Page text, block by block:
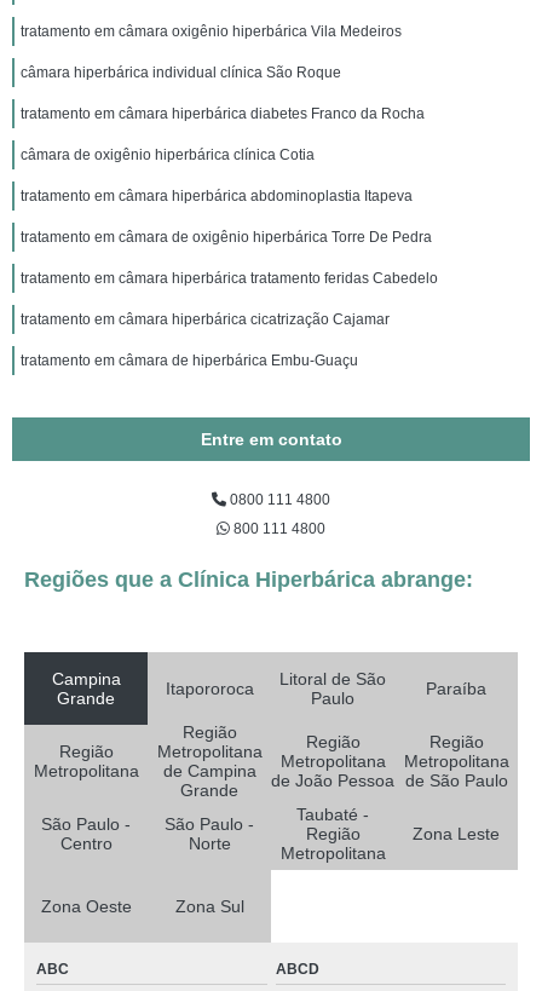
tratamento em câmara oxigênio hiperbárica Vila Medeiros
câmara hiperbárica individual clínica São Roque
tratamento em câmara hiperbárica diabetes Franco da Rocha
câmara de oxigênio hiperbárica clínica Cotia
tratamento em câmara hiperbárica abdominoplastia Itapeva
tratamento em câmara de oxigênio hiperbárica Torre De Pedra
tratamento em câmara hiperbárica tratamento feridas Cabedelo
tratamento em câmara hiperbárica cicatrização Cajamar
tratamento em câmara de hiperbárica Embu-Guaçu
Entre em contato
0800 111 4800
800 111 4800
Regiões que a Clínica Hiperbárica abrange:
Campina
Grande
Itapororoca
Litoral de São
Paulo
Paraíba
Região
Metropolitana
Região
Metropolitana
de Campina
Grande
Região
Metropolitana
de João Pessoa
Região
Metropolitana
de São Paulo
São Paulo -
Centro
São Paulo -
Norte
Taubaté -
Região
Metropolitana
Zona Leste
Zona Oeste Zona Sul
ABC ABCD